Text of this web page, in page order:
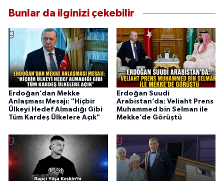
Bunlar da ilginizi çekebilir
Erdoğan’dan Mekke
Anlaşması Mesajı: "Hiçbir
Ülkeyi Hedef Almadığı Gibi
Tüm Kardeş Ülkelere Açık"
Erdoğan Suudi
Arabistan’da: Veliaht Prens
Muhammed bin Selman ile
Mekke’de Görüştü